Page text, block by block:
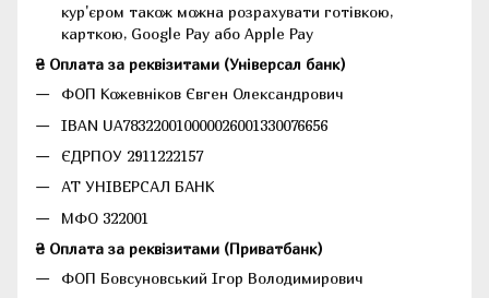
кур'єром також можна розрахувати готівкою,
карткою, Google Pay або Apple Pay
₴ Оплата за реквізитами (Універсал банк)
ФОП Кожевніков Євген Олександрович
IBAN UA783220010000026001330076656
ЄДРПОУ 2911222157
АТ УНІВЕРСАЛ БАНК
МФО 322001
₴ Оплата за реквізитами (Приватбанк)
ФОП Бовсуновський Ігор Володимирович